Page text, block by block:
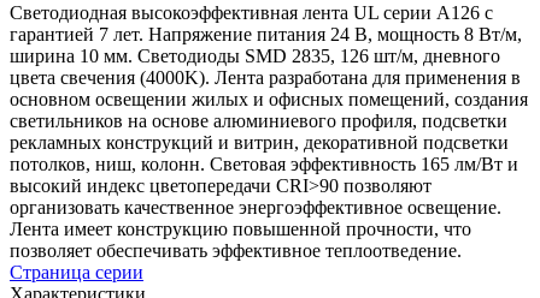
Светодиодная высокоэффективная лента UL серии A126 с
гарантией 7 лет. Напряжение питания 24 В, мощность 8 Вт/м,
ширина 10 мм. Светодиоды SMD 2835, 126 шт/м, дневного
цвета свечения (4000K). Лента разработана для применения в
основном освещении жилых и офисных помещений, создания
светильников на основе алюминиевого профиля, подсветки
рекламных конструкций и витрин, декоративной подсветки
потолков, ниш, колонн. Световая эффективность 165 лм/Вт и
высокий индекс цветопередачи CRI>90 позволяют
организовать качественное энергоэффективное освещение.
Лента имеет конструкцию повышенной прочности, что
позволяет обеспечивать эффективное теплоотведение.
Страница серии
Характеристики